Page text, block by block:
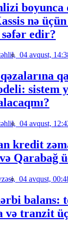
boyunca
nə üçün
edir?
04 avqust,
sistem
04 avqust,
kredit
Qarabağ
04 avqust,
balans:
və tranzit